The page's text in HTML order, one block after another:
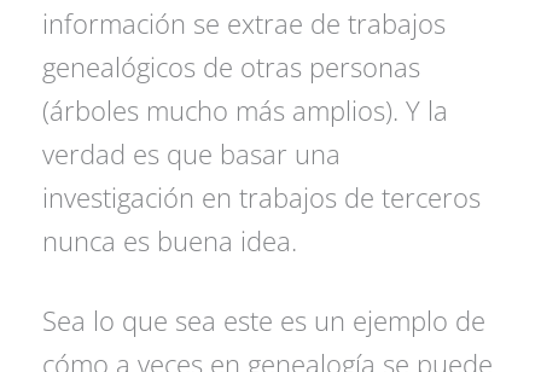
información se extrae de trabajos
genealógicos de otras personas
(árboles mucho más amplios). Y la
verdad es que basar una
investigación en trabajos de terceros
nunca es buena idea.
Sea lo que sea este es un ejemplo de
cómo a veces en genealogía se puede